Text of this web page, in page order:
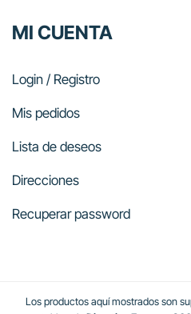
MI CUENTA
Login / Registro
Mis pedidos
Lista de deseos
Direcciones
Recuperar password
Los productos aquí mostrados son